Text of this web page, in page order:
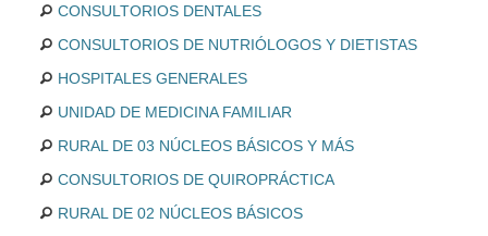
CONSULTORIOS DENTALES
CONSULTORIOS DE NUTRIÓLOGOS Y DIETISTAS
HOSPITALES GENERALES
UNIDAD DE MEDICINA FAMILIAR
RURAL DE 03 NÚCLEOS BÁSICOS Y MÁS
CONSULTORIOS DE QUIROPRÁCTICA
RURAL DE 02 NÚCLEOS BÁSICOS